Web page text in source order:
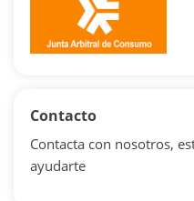
Contacto
Contacta con nosotros,
ayudarte